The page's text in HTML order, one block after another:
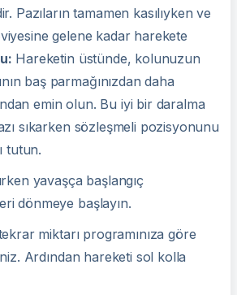
Pazıların tamamen kasılıyken ve
gelene kadar harekete
Hareketin üstünde, kolunuzun
baş parmağınızdan daha
emin olun. Bu iyi bir daralma
sıkarken sözleşmeli pozisyonunu
tutun.
yavaşça başlangıç
dönmeye başlayın.
miktarı programınıza göre
Ardından hareketi sol kolla